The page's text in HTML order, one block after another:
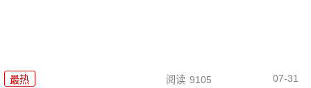
最热 阅读 9105 07-31